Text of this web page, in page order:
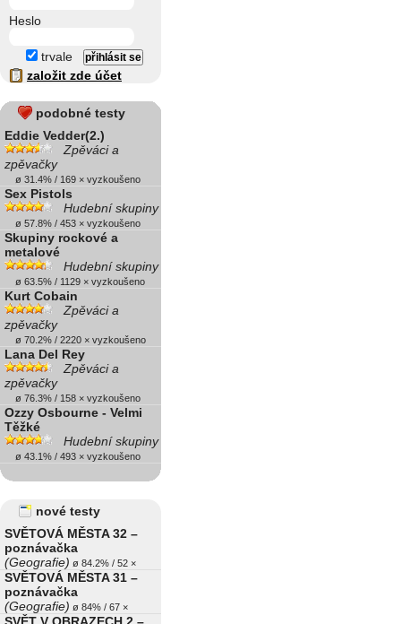
Heslo
trvale
založit zde účet
podobné testy
Eddie Vedder(2.)
Zpěváci a
zpěvačky
ø 31.4% / 169 × vyzkoušeno
Sex Pistols
Hudební skupiny
ø 57.8% / 453 × vyzkoušeno
Skupiny rockové a
metalové
Hudební skupiny
ø 63.5% / 1129 × vyzkoušeno
Kurt Cobain
Zpěváci a
zpěvačky
ø 70.2% / 2220 × vyzkoušeno
Lana Del Rey
Zpěváci a
zpěvačky
ø 76.3% / 158 × vyzkoušeno
Ozzy Osbourne - Velmi
Těžké
Hudební skupiny
ø 43.1% / 493 × vyzkoušeno
nové testy
SVĚTOVÁ MĚSTA 32 –
poznávačka
(Geografie) ø 84.2% / 52 ×
SVĚTOVÁ MĚSTA 31 –
poznávačka
(Geografie) ø 84% / 67 ×